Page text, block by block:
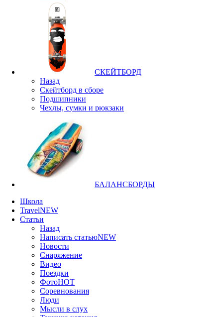
СКЕЙТБОРД
Назад
Скейтборд в сборе
Подшипники
Чехлы, сумки и рюкзаки
БАЛАНСБОРДЫ
Школа
TravelNEW
Статьи
Назад
Написать статьюNEW
Новости
Снаряжение
Видео
Поездки
ФотоHOT
Соревнования
Люди
Мысли в слух